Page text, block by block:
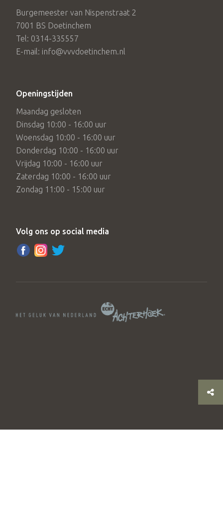
Burgemeester van Nispenstraat 2
7001 BS Doetinchem
Tel: 0314-335557
E-mail: info@vvvdoetinchem.nl
Openingstijden
Maandag gesloten
Dinsdag 10:00 - 16:00 uur
Woensdag 10:00 - 16:00 uur
Donderdag 10:00 - 16:00 uur
Vrijdag 10:00 - 16:00 uur
Zaterdag 10:00 - 16:00 uur
Zondag 11:00 - 15:00 uur
Volg ons op social media